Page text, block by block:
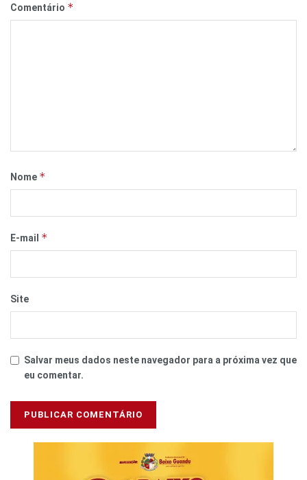
Comentário *
Nome *
E-mail *
Site
Salvar meus dados neste navegador para a próxima vez que
eu comentar.